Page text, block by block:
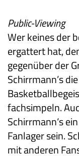
Public-Viewing
Wer keines der
ergattert hat,
gegenüber der
Schirrmann’s
fachsimpeln.
Schirrmann‘s
Fanlager sein.
mit anderen